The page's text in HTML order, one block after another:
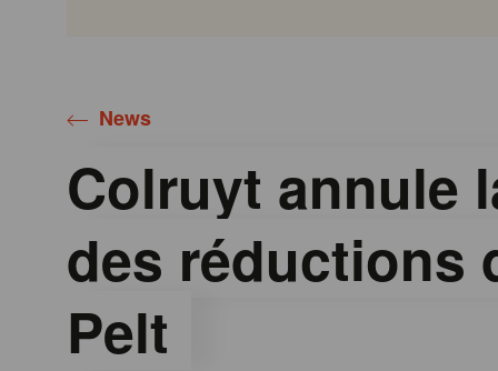
News
Colruyt annule
des réductions
Pelt